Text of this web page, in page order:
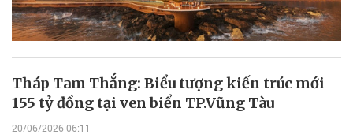
Tháp Tam Thắng: Biểu tượng kiến trúc mới
155 tỷ đồng tại ven biển TP.Vũng Tàu
20/06/2026 06:11